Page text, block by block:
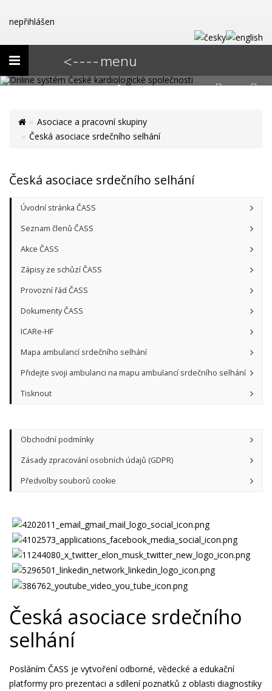
nepřihlášen
Toggle
<---- menu
Asociace a pracovní skupiny
Česká asociace srdečního selhání
Česká asociace srdečního selhání
Úvodní stránka ČASS
Seznam členů ČASS
Akce ČASS
Zápisy ze schůzí ČASS
Provozní řád ČASS
Dokumenty ČASS
ICARe-HF
Mapa ambulancí srdečního selhání
Přidejte svoji ambulanci na mapu ambulancí srdečního selhání
Tisknout
Obchodní podmínky
Zásady zpracování osobních údajů (GDPR)
Předvolby souborů cookie
Česká asociace srdečního
selhání
Posláním ČASS je vytvoření odborné, vědecké a edukační
platformy pro prezentaci a sdílení poznatků z oblasti diagnostiky